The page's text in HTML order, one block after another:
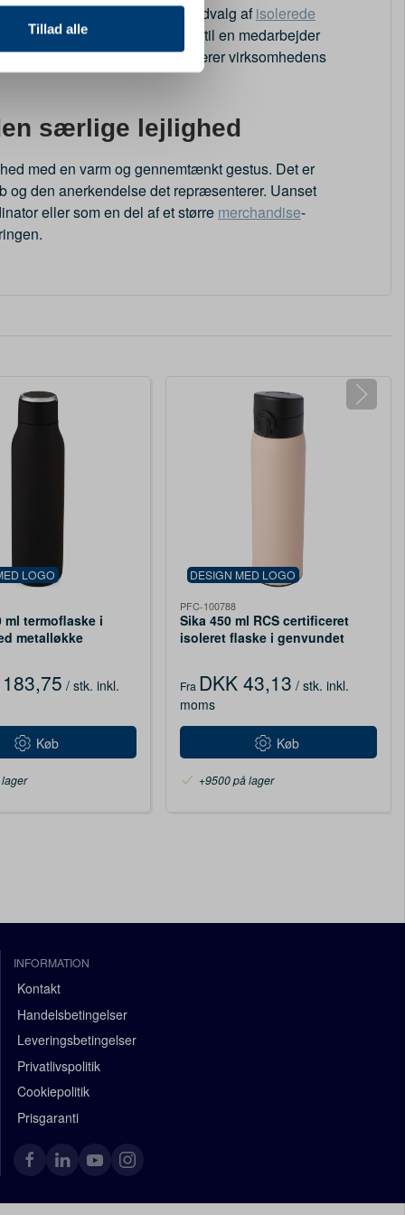
og til at analysere
for sociale medier,
oplysninger, du har givet
Tillad alle
gælder i høj grad også vores udvalg af isolerede
anerkendelse – det være sig til en medarbejder
samling affirmagaverder bærer virksomhedens
særlige lejlighed
med en varm og gennemtænkt gestus. Det er
og den anerkendelse det repræsenterer. Uanset
eller som en del af et større merchandise-
LOGO
ml termoflaske i
metalløkke
/ stk. inkl.
Køb
DESIGN MED LOGO
PFC-100788
Sika 450 ml RCS certificeret
isoleret flaske i genvundet
Fra DKK 43,13 / stk. inkl.
moms
Køb
+9500 på lager
INFORMATION
Kontakt
Handelsbetingelser
Leveringsbetingelser
Privatlivspolitik
Cookiepolitik
Prisgaranti